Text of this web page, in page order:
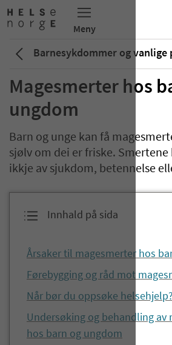
Barnesykdommer og vanlige
Magesmerter hos
ungdom
Barn og unge kan få
sjølv om dei er friske.
ikkje av sjukdom, betennelse
Innhald på sida
Årsaker til magesmerter hos
Førebygging og råd mot
Når bør du oppsøke helsehjelp?
Undersøking og behandling av
hos barn og ungdom